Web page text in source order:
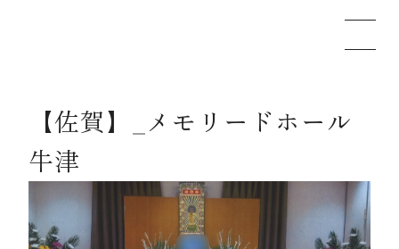
メモリードのお葬式について
葬儀の流れ
【佐賀】_メモリードホール
牛津